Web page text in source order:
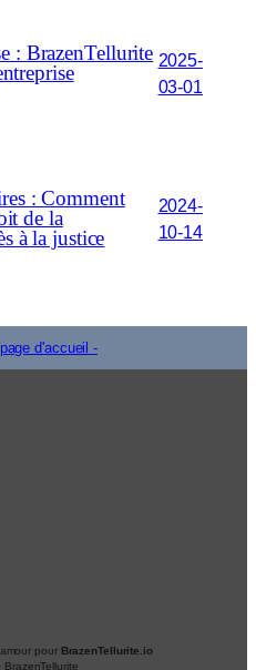
: BrazenTellurite 2025-
03-01
: Comment
de la
à la justice
2024-
10-14
d'accueil -
pour BrazenTellurite.io
BrazenTellurite